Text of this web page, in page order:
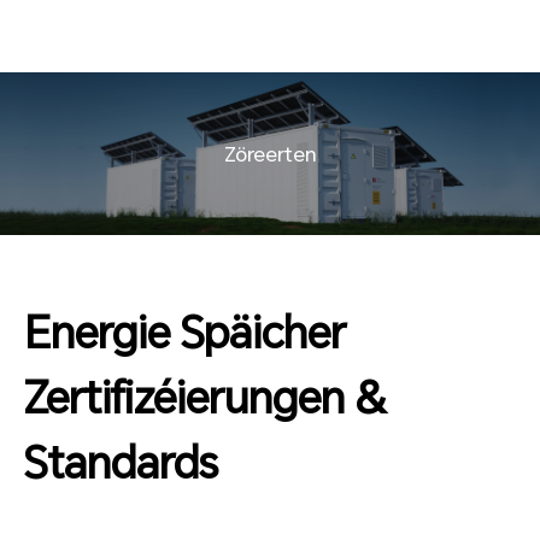
Zöreerten
Energie Späicher
Zertifizéierungen &
Standards